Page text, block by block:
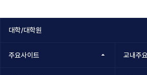
대학/대학원
주요사이트 교내주